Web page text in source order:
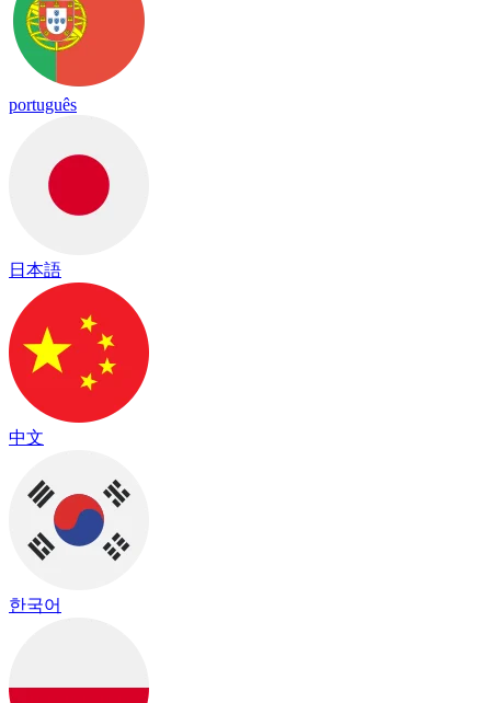
português
日本語
中文
한국어